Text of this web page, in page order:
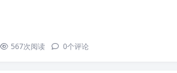
567次阅读 0个评论